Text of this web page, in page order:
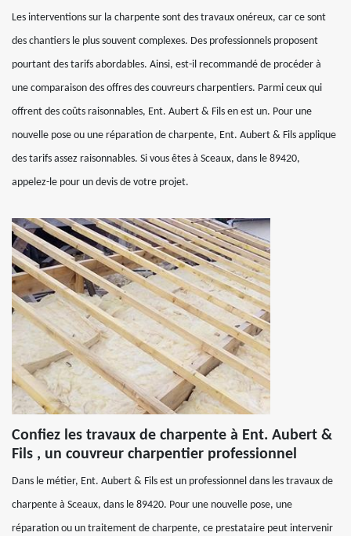
Les interventions sur la charpente sont des travaux onéreux, car ce sont
des chantiers le plus souvent complexes. Des professionnels proposent
pourtant des tarifs abordables. Ainsi, est-il recommandé de procéder à
une comparaison des offres des couvreurs charpentiers. Parmi ceux qui
offrent des coûts raisonnables, Ent. Aubert & Fils en est un. Pour une
nouvelle pose ou une réparation de charpente, Ent. Aubert & Fils applique
des tarifs assez raisonnables. Si vous êtes à Sceaux, dans le 89420,
appelez-le pour un devis de votre projet.
Confiez les travaux de charpente à Ent. Aubert &
Fils , un couvreur charpentier professionnel
Dans le métier, Ent. Aubert & Fils est un professionnel dans les travaux de
charpente à Sceaux, dans le 89420. Pour une nouvelle pose, une
réparation ou un traitement de charpente, ce prestataire peut intervenir